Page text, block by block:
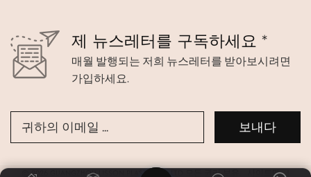
제 뉴스레터를 구독하세요 *
매월 발행되는 저희 뉴스레터를 받아보시려면
가입하세요.
© 2026 GUANGZHOU LISSON PLASTIC CO.,LTD 모든 권리 보유. 사이트맵 |